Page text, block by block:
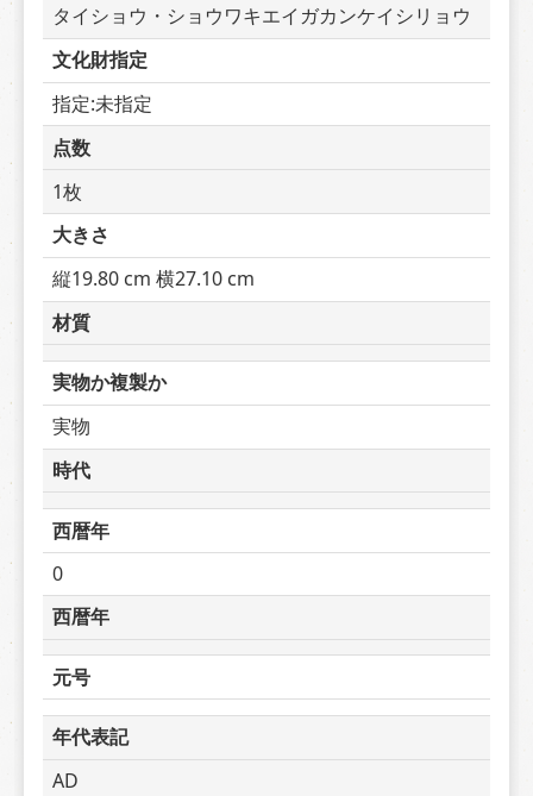
タイショウ・ショウワキエイガカンケイシリョウ
文化財指定
指定:未指定
点数
1枚
大きさ
縦19.80 cm 横27.10 cm
材質
実物か複製か
実物
時代
西暦年
0
西暦年
元号
年代表記
AD